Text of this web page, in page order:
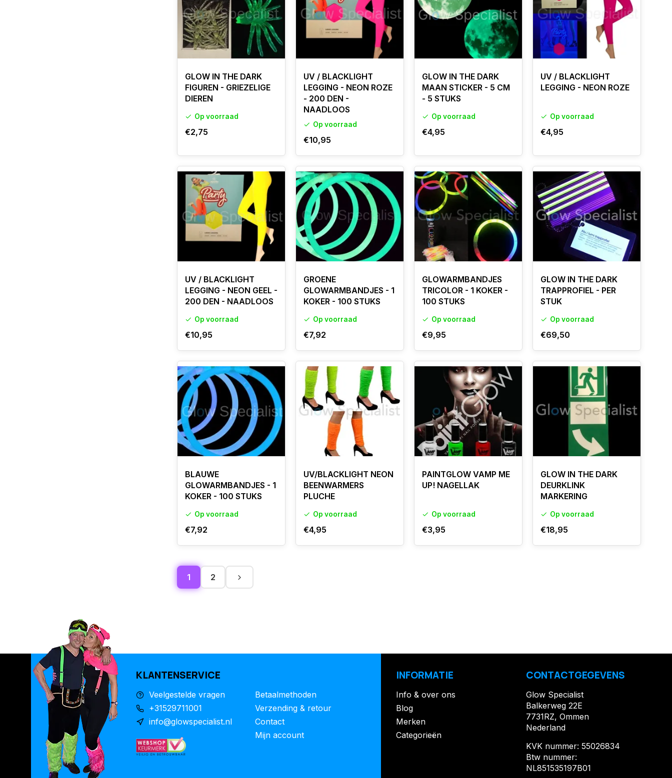
GLOW IN THE DARK
FIGUREN - GRIEZELIGE
DIEREN
Op voorraad
€2,75
UV / BLACKLIGHT
LEGGING - NEON ROZE
- 200 DEN -
NAADLOOS
Op voorraad
€10,95
GLOW IN THE DARK
MAAN STICKER - 5 CM
- 5 STUKS
Op voorraad
€4,95
UV / BLACKLIGHT
LEGGING - NEON ROZE
Op voorraad
€4,95
UV / BLACKLIGHT
LEGGING - NEON GEEL -
200 DEN - NAADLOOS
Op voorraad
€10,95
GROENE
GLOWARMBANDJES - 1
KOKER - 100 STUKS
Op voorraad
€7,92
GLOWARMBANDJES
TRICOLOR - 1 KOKER -
100 STUKS
Op voorraad
€9,95
GLOW IN THE DARK
TRAPPROFIEL - PER
STUK
Op voorraad
€69,50
BLAUWE
GLOWARMBANDJES - 1
KOKER - 100 STUKS
Op voorraad
€7,92
UV/BLACKLIGHT NEON
BEENWARMERS
PLUCHE
Op voorraad
€4,95
PAINTGLOW VAMP ME
UP! NAGELLAK
Op voorraad
€3,95
GLOW IN THE DARK
DEURKLINK
MARKERING
Op voorraad
€18,95
1 2
KLANTENSERVICE
Veelgestelde vragen
+31529711001
info@glowspecialist.nl
Betaalmethoden
Verzending & retour
Contact
Mijn account
INFORMATIE
Info & over ons
Blog
Merken
Categorieën
CONTACTGEGEVENS
Glow Specialist
Balkerweg 22E
7731RZ, Ommen
Nederland
KVK nummer: 55026834
Btw nummer:
NL851535197B01